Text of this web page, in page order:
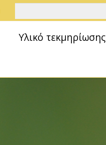
Υλικό τεκμηρίωσης